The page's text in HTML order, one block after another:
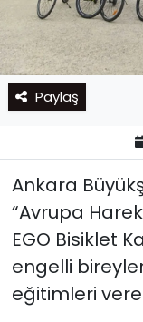
Paylaş
Ankara
“Avrupa
EGO Bisiklet
engelli
eğitimleri